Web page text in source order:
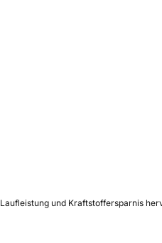
und Kraftstoffersparnis